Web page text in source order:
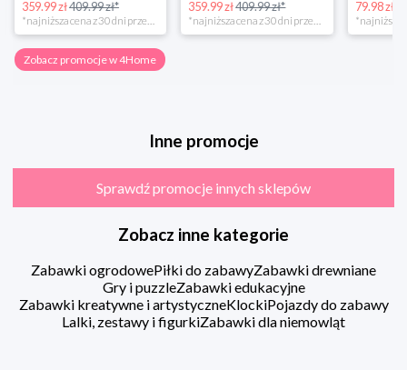
359.99 zł409.99 zł* 359.99 zł409.99 zł* 79.98 zł
Zobacz promocje w 4Home
Inne promocje
Sprawdź promocje innych sklepów
Zobacz inne kategorie
Zabawki ogrodowePiłki do zabawyZabawki drewniane
Gry i puzzleZabawki edukacyjne
Zabawki kreatywne i artystyczneKlockiPojazdy do zabawy
Lalki, zestawy i figurkiZabawki dla niemowląt